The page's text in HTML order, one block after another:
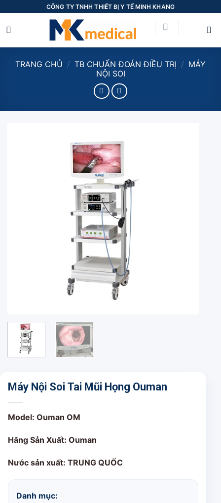
content
CÔNG TY TNHH THIẾT BỊ Y TẾ MINH KHANG
TRANG CHỦ / TB CHUẨN ĐOÁN ĐIỀU TRỊ / MÁY
NỘI SOI
Máy Nội Soi Tai Mũi Họng Ouman
Model: Ouman OM
Hãng Sản Xuất: Ouman
Nước sản xuất: TRUNG QUỐC
Danh mục: